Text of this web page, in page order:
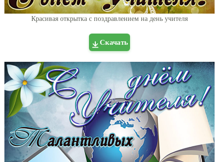
Красивая открытка с поздравлением на день учителя
Скачать